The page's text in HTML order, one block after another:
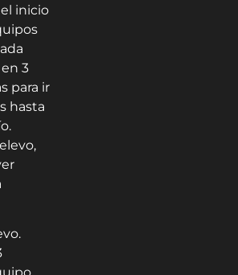
inicio
3
para ir
hasta